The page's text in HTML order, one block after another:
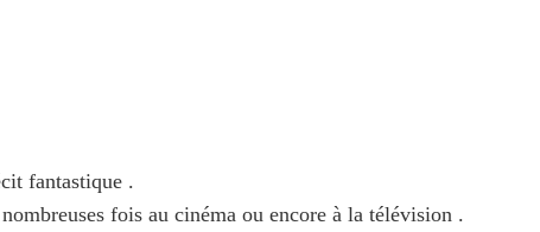
fantastique .
fois au cinéma ou encore à la télévision .